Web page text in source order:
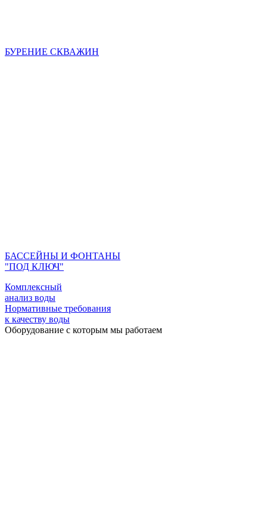
БУРЕНИЕ СКВАЖИН
БАССЕЙНЫ И ФОНТАНЫ
"ПОД КЛЮЧ"
Комплексный
анализ воды
Нормативные требования
к качеству воды
Оборудование с которым мы работаем